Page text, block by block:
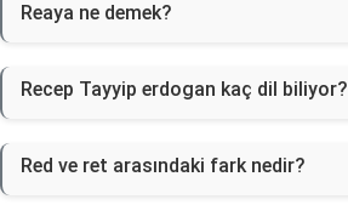
Reaya ne demek?
Recep Tayyip erdogan kaç dil biliyor?
Red ve ret arasındaki fark nedir?